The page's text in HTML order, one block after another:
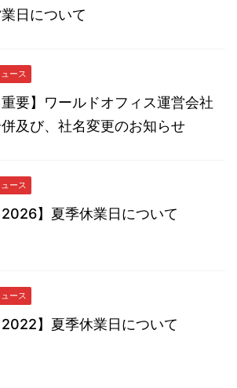
日について
ース
重要】ワールドオフィス運営会社
及び、社名変更のお知らせ
ース
2026】夏季休業日について
ース
2022】夏季休業日について